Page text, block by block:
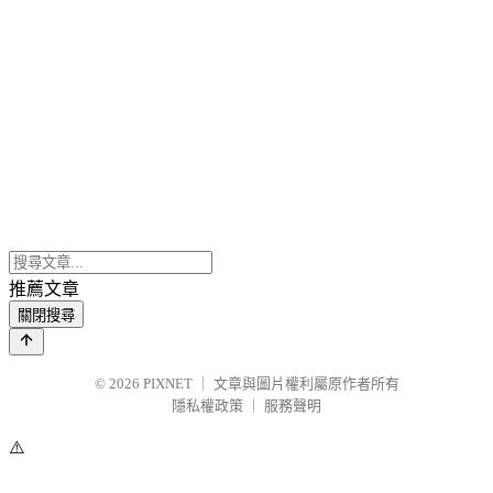
推薦文章
關閉搜尋
© 2026 PIXNET
文章與圖片權利屬原作者所有
隱私權政策
服務聲明
⚠️